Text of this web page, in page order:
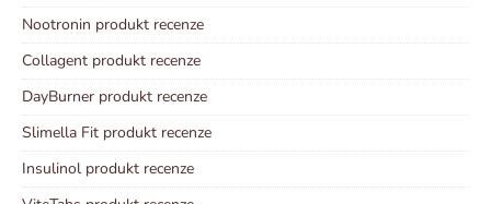
Nootronin produkt recenze
Collagent produkt recenze
DayBurner produkt recenze
Slimella Fit produkt recenze
Insulinol produkt recenze